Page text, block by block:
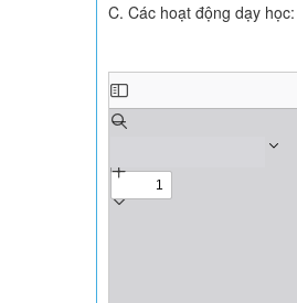
C. Các hoạt động dạy học: